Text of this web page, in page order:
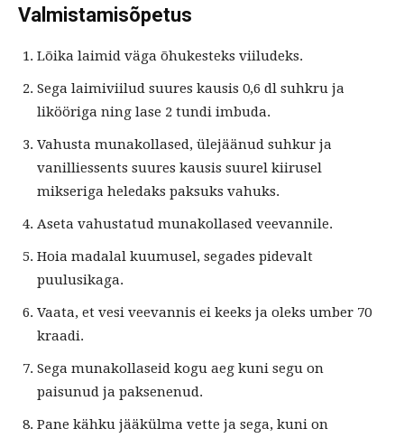
Valmistamisõpetus
Lõika laimid väga õhukesteks viiludeks.
Sega laimiviilud suures kausis 0,6 dl suhkru ja
likööriga ning lase 2 tundi imbuda.
Vahusta munakollased, ülejäänud suhkur ja
vanilliessents suures kausis suurel kiirusel
mikseriga heledaks paksuks vahuks.
Aseta vahustatud munakollased veevannile.
Hoia madalal kuumusel, segades pidevalt
puulusikaga.
Vaata, et vesi veevannis ei keeks ja oleks umber 70
kraadi.
Sega munakollaseid kogu aeg kuni segu on
paisunud ja paksenenud.
Pane kähku jääkülma vette ja sega, kuni on